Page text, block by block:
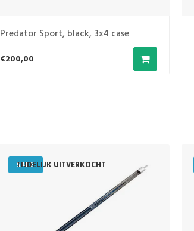
Predator Sport, black, 3x4 case
€200,00
SALE
TIJDELIJK UITVERKOCHT